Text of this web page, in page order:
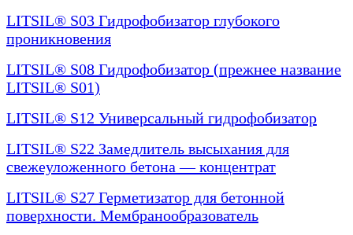
LITSIL® S03 Гидрофобизатор глубокого
проникновения
LITSIL® S08 Гидрофобизатор (прежнее название
LITSIL® S01)
LITSIL® S12 Универсальный гидрофобизатор
LITSIL® S22 Замедлитель высыхания для
свежеуложенного бетона — концентрат
LITSIL® S27 Герметизатор для бетонной
поверхности. Мембранообразователь